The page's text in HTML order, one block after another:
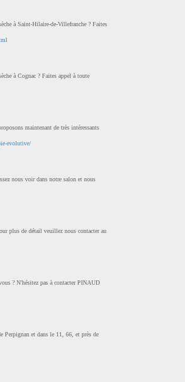
à Saint-Hilaire-de-Villefranche ? Faites
à Cognac ? Faites appel à toute
maintenant de très intéressants
evolutive/
nous voir dans notre salon et nous
plus de détail veuillez nous contacter au
? N'hésitez pas à contacter PINAUD
Perpignan et dans le 11, 66, et près de